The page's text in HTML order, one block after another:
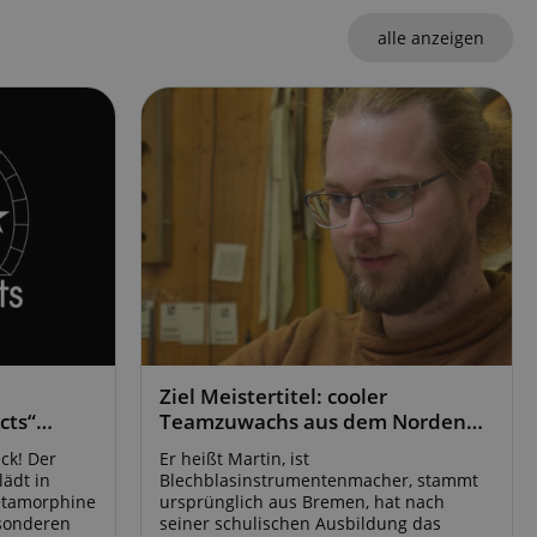
alle anzeigen
Der
in
Ziel Meistertitel: cooler
Teamzuwachs aus dem Norden
für unsere Bläserwerkstatt!
Er heißt Martin, ist
Blechblasinstrumentenmacher, stammt
ursprünglich aus Bremen, hat nach
seiner schulischen Ausbildung das
Pay verbunden
sicher zu
Pay gesetzt.
Server
zu Aktivitäten
sodass
des Servers
Script.com-
Banner von
der
insbesondere
und
zu gewährleisten.